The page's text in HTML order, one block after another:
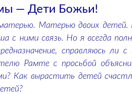
— Дети Божьи!
Матерью двоих детей.
с ними связь. Но я всегда
справляюсь ли
Рамте с просьбой
Как вырастить детей